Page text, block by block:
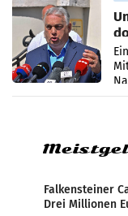
Falkensteiner
Drei Millionen